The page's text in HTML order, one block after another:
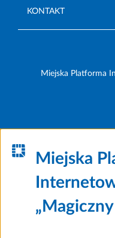
KONTAKT
Miejska Platforma
Miejska